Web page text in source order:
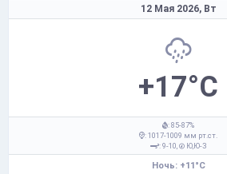
12 Мая 2026, Вт
+17°C
: 85-87%
: 1017-1009 мм рт.ст.
: 9-10,
Ю,Ю-З
Ночь: +11°C